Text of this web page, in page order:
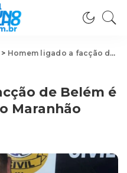
> Homem ligado a facção de Belém é preso no interior do Maranhão
de Belém é
Maranhão